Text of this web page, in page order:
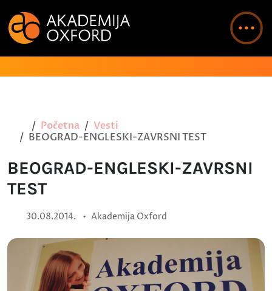
Početna
Vesti
BEOGRAD-ENGLESKI-ZAVRSNI TEST
BEOGRAD-ENGLESKI-ZAVRSNI
TEST
30.08.2014. • Akademija Oxford